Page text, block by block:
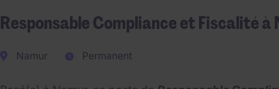
Responsable Compliance et Fiscalité à
Namur Permanent